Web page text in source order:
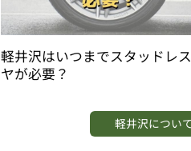
軽井沢はいつまでスタッドレ
ヤが必要？
軽井沢につい